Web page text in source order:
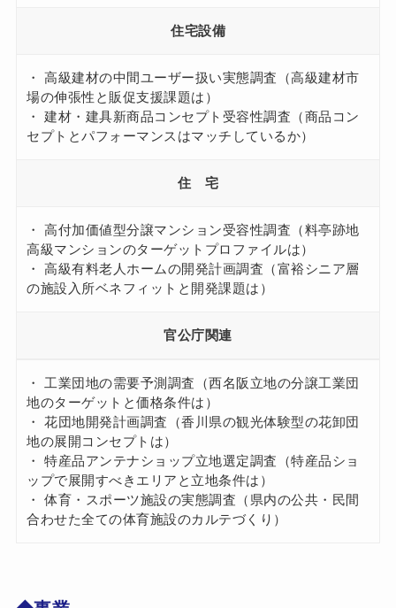
住宅設備
・ 高級建材の中間ユーザー扱い実態調査（高級建材市
場の伸張性と販促支援課題は）
・ 建材・建具新商品コンセプト受容性調査（商品コン
セプトとパフォーマンスはマッチしているか）
住 宅
・ 高付加価値型分譲マンション受容性調査（料亭跡地
高級マンションのターゲットプロファイルは）
・ 高級有料老人ホームの開発計画調査（富裕シニア層
の施設入所ベネフィットと開発課題は）
官公庁関連
・ 工業団地の需要予測調査（西名阪立地の分譲工業団
地のターゲットと価格条件は）
・ 花団地開発計画調査（香川県の観光体験型の花卸団
地の展開コンセプトは）
・ 特産品アンテナショップ立地選定調査（特産品ショ
ップで展開すべきエリアと立地条件は）
・ 体育・スポーツ施設の実態調査（県内の公共・民間
合わせた全ての体育施設のカルテづくり）